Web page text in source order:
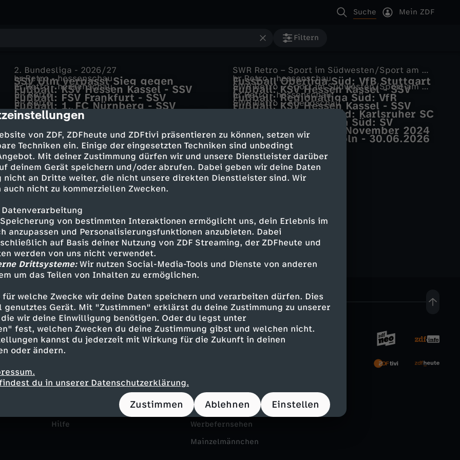
von ZDF, ZDFheute und ZDFtivi präsentieren zu können, setzen wir
Techniken ein. Einige der eingesetzten Techniken sind unbedingt
Mit deiner Zustimmung dürfen wir und unsere Dienstleister darüber
deinem Gerät speichern und/oder abrufen. Dabei geben wir deine Daten
nicht an Dritte weiter, die nicht unsere direkten Dienstleister sind. Wir
nicht zu kommerziellen Zwecken.
von bestimmten Interaktionen ermöglicht uns, dein Erlebnis im
anzupassen und Personalisierungsfunktionen anzubieten. Dabei
auf Basis deiner Nutzung von ZDF Streaming, der ZDFheute und
werden von uns nicht verwendet.
Drittsysteme:Wir nutzen Social-Media-Tools und Dienste von anderen
um das Teilen von Inhalten zu ermöglichen.
für welche Zwecke wir deine Daten speichern und verarbeiten dürfen. Dies
Gerät. Mit "Zustimmen" erklärst du deine Zustimmung zu unserer
wir deine Einwilligung benötigen. Oder du legst unter
fest, welchen Zwecken du deine Zustimmung gibst und welchen nicht.
kannst du jederzeit mit Wirkung für die Zukunft in deinen
oder ändern.
du in unserer Datenschutzerklärung.
Zustimmen Ablehnen Einstellen
Suche Mein ZDF
Filtern
2. Bundesliga - 2026/27
SSV Ulm verpasst Sieg gegen
Schalke 04
SWR Retro – Sport im Südwesten/Sport am Wochenende
Fussball Oberliga Süd: VfB Stuttgart
- SSV Reutlingen
hr Retro - hessenschau
Fußball: KSV Hessen Kassel - SSV
Reutlingen
hr Retro - hessenschau
Fußball: KSV Hessen Kassel - SSV
Reutlingen
hr Retro - hessenschau
Fußball: FSV Frankfurt - SSV
Reutlingen
SWR Retro – Sport im Südwesten/Sport am Wochenende
Fußball: Regionalliga Süd: VfR
Mannheim - SSV Reutlingen
BR Retro
Fußball: 1. FC Nürnberg - SSV
Reutlingen
hr Retro - hessenschau
Fußball: KSV Hessen Kassel - SSV
BR Retro
Bayern Hof - SSV Reutlingen 05 0:2
SWR Retro – Abendschau
Fussball Oberliga Süd: Karlsruher SC
SWR Retro – Abendschau
Fussball Regionalliga Süd: 1.FC
Pforzheim - SSV Reutlingen
SWR Retro – Abendschau
Fussball Regionalliga Süd: SV
Stuttgarter Kickers - SSV Reutlingen
Lokalzeit aus Dortmund
WDR Lokalzeit aus Dortmund -
27.07.2026
Die Sendung vom 9. November 2024
Jahn Regensburg wirft Bochum aus
dem Pokal
WDR Lokalzeit aus Köln - 30.06.2026
Mehr Inhalte laden
Service
ZDFmitreden
Tickets
Zuschauerservice
Hilfe
Das ZDF
ZDF goes Schule
Werbefernsehen
Mainzelmännchen